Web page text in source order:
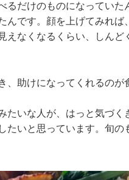
るだけのものになってい
んです。顔を上げてみれば
なくなるくらい、しんど
助けになってくれるのが
たいな人が、はっと気づく
いと思っています。旬の